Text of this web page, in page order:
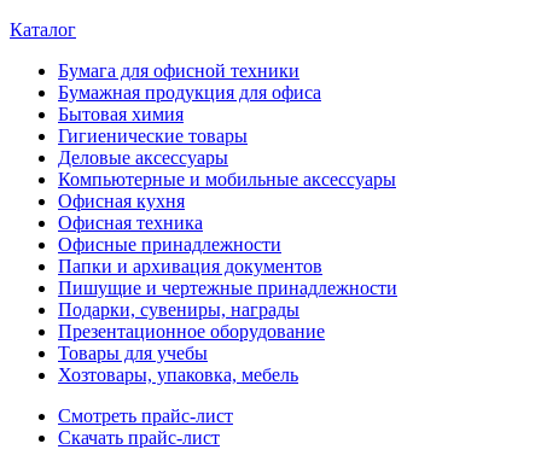
Каталог
Бумага для офисной техники
Бумажная продукция для офиса
Бытовая химия
Гигиенические товары
Деловые аксессуары
Компьютерные и мобильные аксессуары
Офисная кухня
Офисная техника
Офисные принадлежности
Папки и архивация документов
Пишущие и чертежные принадлежности
Подарки, сувениры, награды
Презентационное оборудование
Товары для учебы
Хозтовары, упаковка, мебель
Смотреть прайс-лист
Скачать прайс-лист